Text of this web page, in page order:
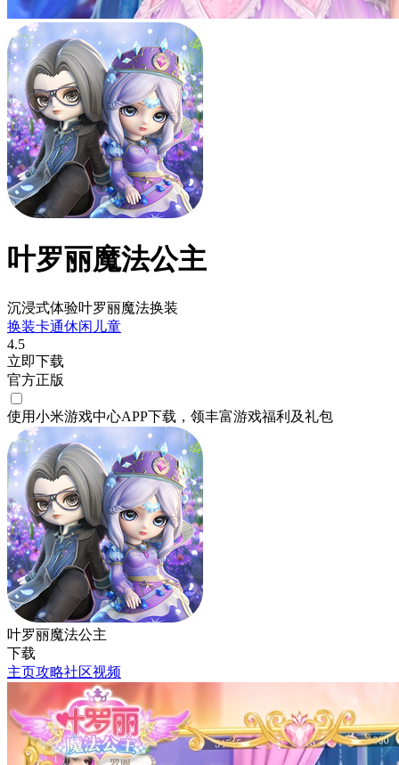
叶罗丽魔法公主
沉浸式体验叶罗丽魔法换装
换装卡通休闲 儿童
4.5
立即下载
官方正版
使用小米游戏中心APP下载 ，领丰富游戏福利 及礼包
叶罗丽魔法公主
下载
主页攻略社区视频